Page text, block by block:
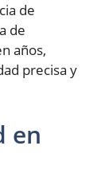
de
de
años,
precisa y
en